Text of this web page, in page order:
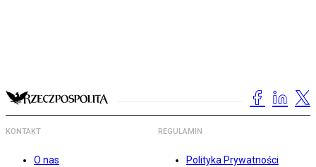
KONTAKT
O nas
REGULAMIN
Polityka Prywatności